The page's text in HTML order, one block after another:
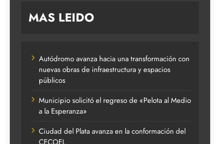
MAS LEIDO
Autódromo avanza hacia una transformación con
nuevas obras de infraestructura y espacios
públicos
Municipio solicitó el regreso de «Pelota al Medio
a la Esperanza»
Ciudad del Plata avanza en la conformación del